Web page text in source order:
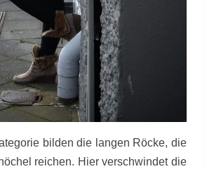
bilden die langen Röcke, die
reichen. Hier verschwindet die